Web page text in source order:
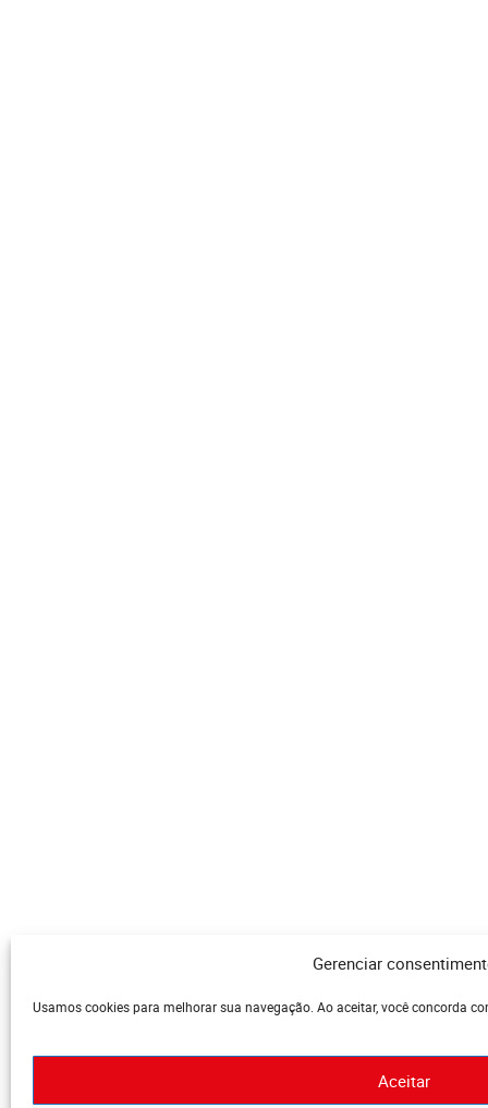
Gerenciar
Usamos cookies para melhorar sua navegação. Ao aceitar, você concorda
Aceitar